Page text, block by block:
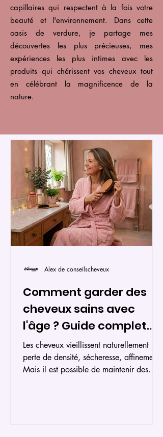
capillaires qui respectent à la fois votre
beauté et l'environnement. Dans cette
oasis de verdure, je partage mes
découvertes les plus précieuses, mes
expériences les plus intimes avec les
produits qui chérissent vos cheveux tout
en célébrant la magnificence de la
nature.
Comment garder des
cheveux sains avec
l'âge ? Guide complet
2026
Les cheveux vieillissent naturellement :
perte de densité, sécheresse, affinement.
Mais il est possible de maintenir des
Alex de conseilscheveux